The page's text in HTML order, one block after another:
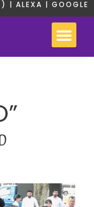
ALEXA | GOOGLE